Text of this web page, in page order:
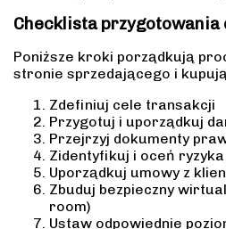
Checklista przygotowania
Poniższe kroki porządkują
stronie sprzedającego i
Zdefiniuj cele transakcji
Przygotuj i uporządkuj
Przejrzyj dokumenty
Zidentyfikuj i oceń ryzyka
Uporządkuj umowy z
Zbuduj bezpieczny
room)
Ustaw odpowiednie